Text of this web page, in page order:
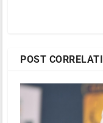
POST CORRELATI